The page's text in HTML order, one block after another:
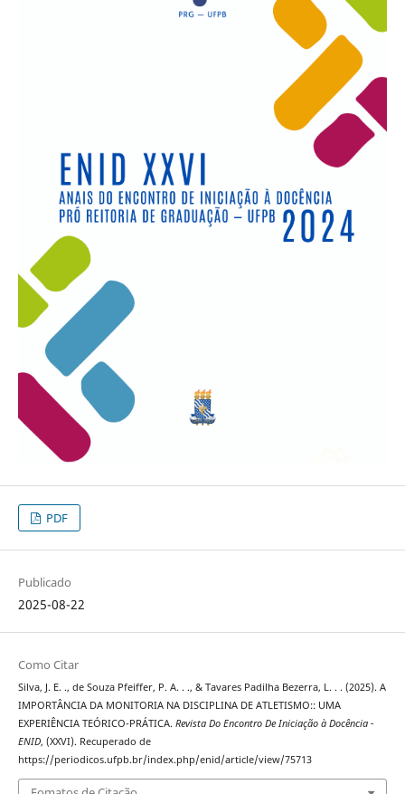
PDF
Publicado
2025-08-22
Como Citar
Silva, J. E. ., de Souza Pfeiffer, P. A. . ., & Tavares Padilha Bezerra, L. . . (2025). A
IMPORTÂNCIA DA MONITORIA NA DISCIPLINA DE ATLETISMO:: UMA
EXPERIÊNCIA TEÓRICO-PRÁTICA. Revista Do Encontro De Iniciação à Docência -
ENID, (XXVI). Recuperado de
https://periodicos.ufpb.br/index.php/enid/article/view/75713